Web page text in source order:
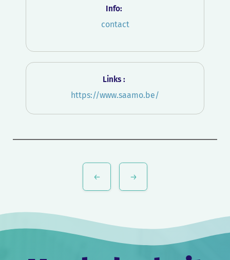
Info:
contact
Links :
https://www.saamo.be/